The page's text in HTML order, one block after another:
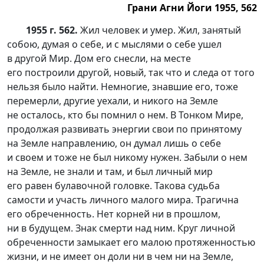
Грани Агни Йоги 1955, 562
1955 г. 562. Жил человек и умер. Жил, занятый
собою, думая о себе, и с мыслями о себе ушел
в другой Мир. Дом его снесли, на месте
его построили другой, новый, так что и следа от того
нельзя было найти. Немногие, знавшие его, тоже
перемерли, другие уехали, и никого на Земле
не осталось, кто бы помнил о нем. В Тонком Мире,
продолжая развивать энергии свои по принятому
на Земле направлению, он думал лишь о себе
и своем и тоже не был никому нужен. Забыли о нем
на Земле, не знали и там, и был личный мир
его равен булавочной головке. Такова судьба
самости и участь личного малого мира. Трагична
его обреченность. Нет корней ни в прошлом,
ни в будущем. Знак смерти над ним. Круг личной
обреченности замыкает его малою протяженностью
жизни, и не имеет он доли ни в чем ни на Земле,